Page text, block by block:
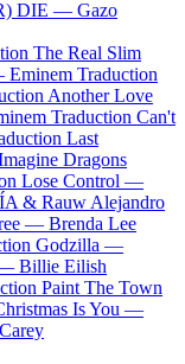
DIE — Gazo
The Real Slim
Eminem Traduction
Another Love
Traduction Can't
Last
Dragons
Lose Control —
& Rauw Alejandro
— Brenda Lee
Godzilla —
— Billie Eilish
Paint The Town
Is You —